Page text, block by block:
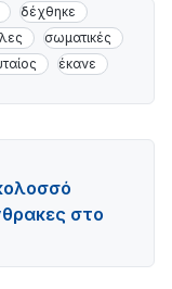
δέχθηκε
σωματικές
έκανε
στο